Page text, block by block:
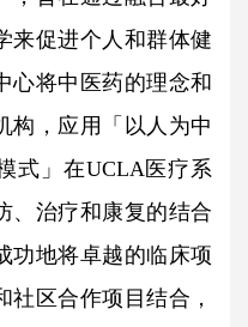
来促进个人和群体健
心将中医药的理念和
构，应用「以人为中
式」在UCLA医疗系
、治疗和康复的结合
功地将卓越的临床项
社区合作项目结合，